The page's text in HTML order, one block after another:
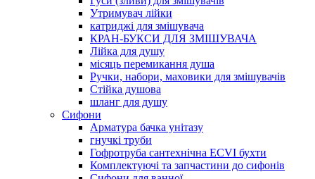
Утримувач лійки
катриджі для змішувача
КРАН-БУКСИ ДЛЯ ЗМІШУВАЧА
Лійка для душу
місяць перемикання душа
Ручки, набори, маховики для змішувачів
Стійка душова
шланг для душу
Сифони
Арматура бачка унітазу
гнучкі труби
Гофротруба сантехнічна ECVI бухти
Комплектуючі та запчастини до сифонів